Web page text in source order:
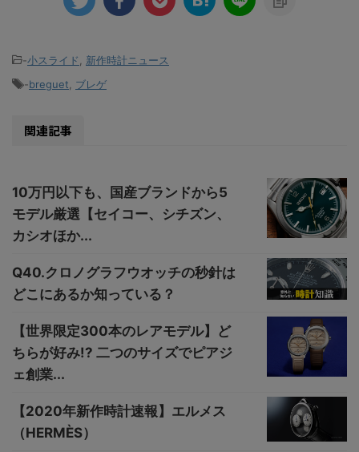
-小スライド
新作時計ニュース
-breguet ブレゲ
関連記事
10万円以下も、国産ブランドから5
モデル厳選【セイコー、シチズン、
カシオほか...
Q40.クロノグラフウオッチの秒針は
どこにあるか知っている？
【世界限定300本のレアモデル】ど
ちらが好み!? 二つのサイズでピアジ
ェ創業...
【2020年新作時計速報】エルメス
（HERMÈS）